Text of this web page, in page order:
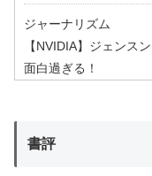
ジャーナリズム
【NVIDIA】ジェンス
面白過ぎる！
書評